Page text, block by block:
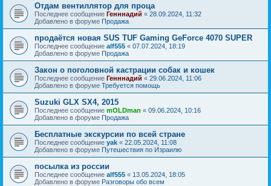
Отдам вентиллятор для проца
Последнее сообщение Генннадий « 28.09.2024, 11:32
Добавлено в форуме Продажа
продаётся новая SUS TUF Gaming GeForce 4070 SUPER
Последнее сообщение alf555 « 07.07.2024, 18:19
Добавлено в форуме Продажа
Закон о поголовной кастрации собак и кошек
Последнее сообщение Генннадий « 29.06.2024, 11:06
Добавлено в форуме Требуется помощь
Suzuki GLX SX4, 2015
Последнее сообщение mOLDman « 09.06.2024, 10:16
Добавлено в форуме Продажа
Бесплатные экскурсии по всей стране
Последнее сообщение yak « 22.05.2024, 11:08
Добавлено в форуме Путешествия по Израилю
посылка из россии
Последнее сообщение alf555 « 13.05.2024, 18:05
Добавлено в форуме Разговоры обо всем